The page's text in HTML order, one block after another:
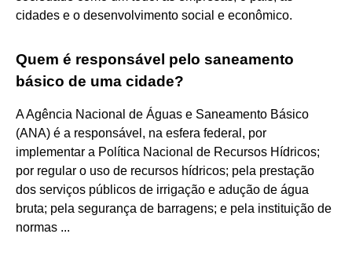
cidades e o desenvolvimento social e econômico.
Quem é responsável pelo saneamento
básico de uma cidade?
A Agência Nacional de Águas e Saneamento Básico
(ANA) é a responsável, na esfera federal, por
implementar a Política Nacional de Recursos Hídricos;
por regular o uso de recursos hídricos; pela prestação
dos serviços públicos de irrigação e adução de água
bruta; pela segurança de barragens; e pela instituição de
normas ...